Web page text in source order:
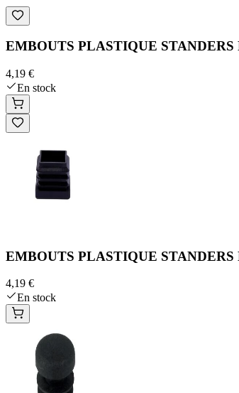
EMBOUTS PLASTIQUE
4,19 €
En stock
EMBOUTS PLASTIQUE
4,19 €
En stock